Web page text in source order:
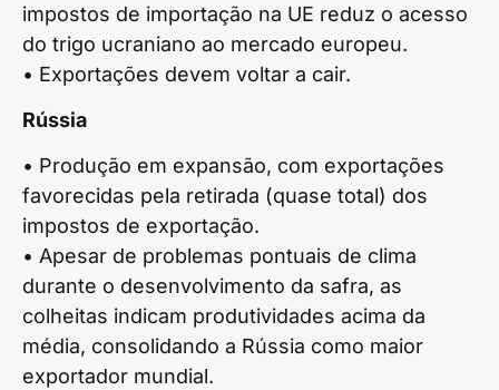
impostos de importação na UE reduz o acesso
do trigo ucraniano ao mercado europeu.
• Exportações devem voltar a cair.
Rússia
• Produção em expansão, com exportações
favorecidas pela retirada (quase total) dos
impostos de exportação.
• Apesar de problemas pontuais de clima
durante o desenvolvimento da safra, as
colheitas indicam produtividades acima da
média, consolidando a Rússia como maior
exportador mundial.